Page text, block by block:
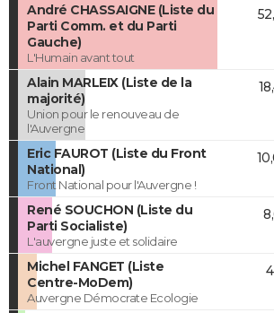
André CHASSAIGNE (Liste du
Parti Comm. et du Parti
Gauche)
L'Humain avant tout
Alain MARLEIX (Liste de la
majorité)
Union pour le renouveau de
l'Auvergne
Eric FAUROT (Liste du Front
National)
Front National pour l'Auvergne !
René SOUCHON (Liste du
Parti Socialiste)
L'auvergne juste et solidaire
Michel FANGET (Liste
Centre-MoDem)
Auvergne Démocrate Ecologie